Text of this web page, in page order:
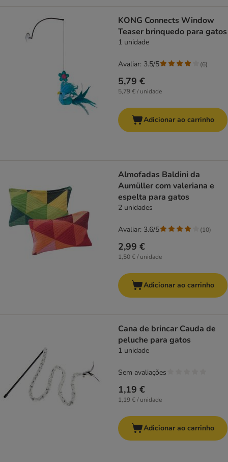
KONG Connects Window
Teaser brinquedo para gatos
1 unidade
5,79 €
5,79 € / unidade
Avaliar: 3.5/5 (6)
Adicionar ao carrinho
Almofadas Baldini da
Aumüller com valeriana e
espelta para gatos
2 unidades
2,99 €
1,50 € / unidade
Avaliar: 3.6/5 (10)
Adicionar ao carrinho
Cana de brincar Cauda de
peluche para gatos
1 unidade
1,19 €
1,19 € / unidade
Sem avaliações
Adicionar ao carrinho